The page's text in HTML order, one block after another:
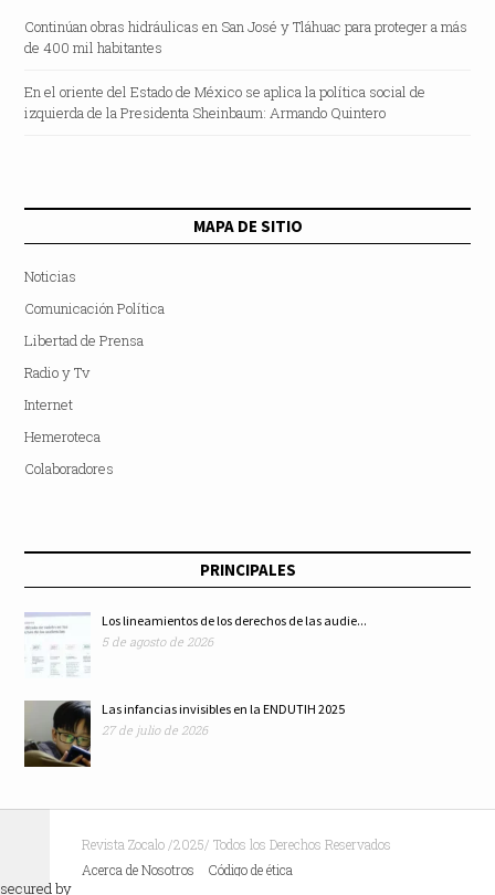
Continúan obras hidráulicas en San José y Tláhuac para proteger a más
de 400 mil habitantes
En el oriente del Estado de México se aplica la política social de
izquierda de la Presidenta Sheinbaum: Armando Quintero
MAPA DE SITIO
Noticias
Comunicación Política
Libertad de Prensa
Radio y Tv
Internet
Hemeroteca
Colaboradores
PRINCIPALES
Los lineamientos de los derechos de las audie...
5 de agosto de 2026
Las infancias invisibles en la ENDUTIH 2025
27 de julio de 2026
Revista Zocalo /2025/ Todos los Derechos Reservados
Acerca de Nosotros
Código de ética
secured by